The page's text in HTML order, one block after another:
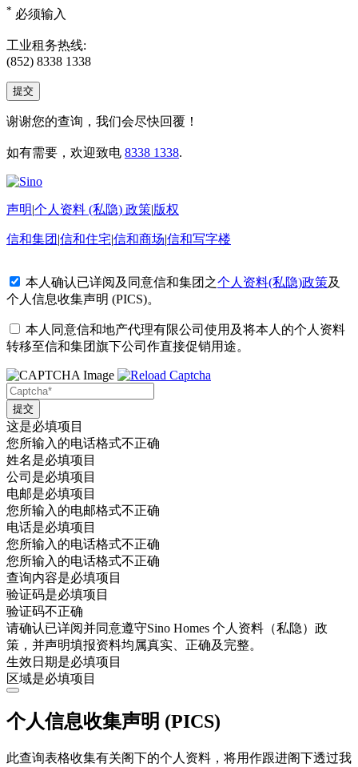
* 必须输入
工业租务热线:
(852) 8338 1338
谢谢您的查询，我们会尽快回覆！
如有需要，欢迎致电 8338 1338.
声明|个人资料 (私隐) 政策|版权
信和集团 |信和住宅|信和商场|信和写字楼
本人确认已详阅及同意信和集团之个人资料(私隐)政策及
个人信息收集声明 (PICS)。
本人同意信和地产代理有限公司使用及将本人的个人资料
转移至信和集团旗下公司作直接促销用途。
这是必填项目
您所输入的电话格式不正确
姓名是必填项目
公司是必填项目
电邮是必填项目
您所输入的电邮格式不正确
电话是必填项目
您所输入的电话格式不正确
您所输入的电话格式不正确
查询内容是必填项目
验证码是必填项目
验证码不正确
请确认已详阅并同意遵守Sino Homes 个人资料（私隐）政
策，并声明填报资料均属真实、正确及完整。
生效日期是必填项目
区域是必填项目
个人信息收集声明 (PICS)
此查询表格收集有关阁下的个人资料，将用作跟进阁下透过我